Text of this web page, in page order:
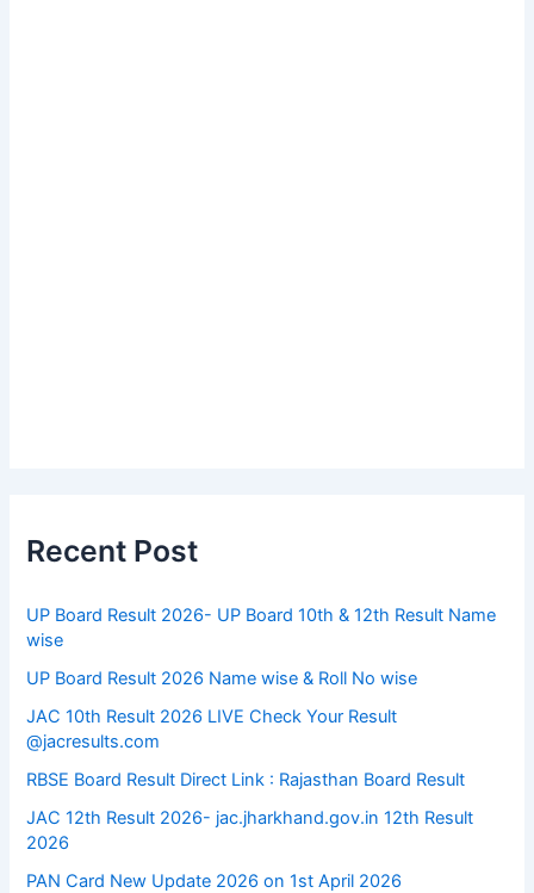
Recent Post
UP Board Result 2026- UP Board 10th & 12th Result Name
wise
UP Board Result 2026 Name wise & Roll No wise
JAC 10th Result 2026 LIVE Check Your Result
@jacresults.com
RBSE Board Result Direct Link : ​Rajasthan Board Result
JAC 12th Result 2026- jac.jharkhand.gov.in 12th Result
2026
PAN Card New Update 2026 on 1st April 2026